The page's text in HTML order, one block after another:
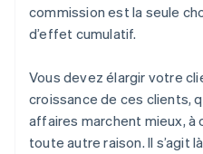
commission est la seule
d’effet cumulatif.
Vous devez élargir votre
croissance de ces clients,
affaires marchent mieux, à
toute autre raison. Il s’agit